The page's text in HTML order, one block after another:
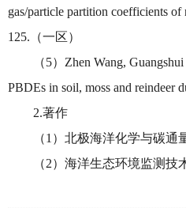
gas/particle partition coefficients
125.（一区）
（5）Zhen Wang,
PBDEs in soil, moss and reindeer
2.著作
（1）北极海洋化学与碳
（2）海洋生态环境监测